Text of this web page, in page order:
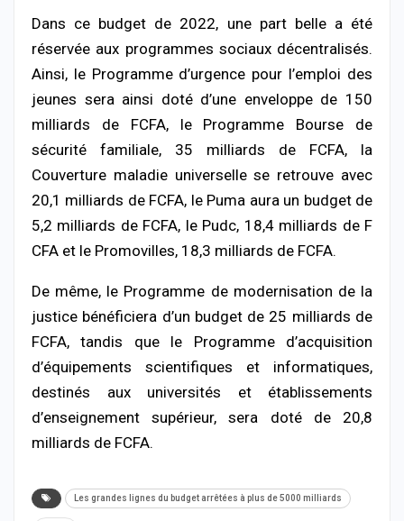
Dans ce budget de 2022, une part belle a été
réservée aux programmes sociaux décentralisés.
Ainsi, le Programme d’urgence pour l’emploi des
jeunes sera ainsi doté d’une enveloppe de 150
milliards de FCFA, le Programme Bourse de
sécurité familiale, 35 milliards de FCFA, la
Couverture maladie universelle se retrouve avec
20,1 milliards de FCFA, le Puma aura un budget de
5,2 milliards de FCFA, le Pudc, 18,4 milliards de F
CFA et le Promovilles, 18,3 milliards de FCFA.
De même, le Programme de modernisation de la
justice bénéficiera d’un budget de 25 milliards de
FCFA, tandis que le Programme d’acquisition
d’équipements scientifiques et informatiques,
destinés aux universités et établissements
d’enseignement supérieur, sera doté de 20,8
milliards de FCFA.
Les grandes lignes du budget arrêtées à plus de 5000 milliards